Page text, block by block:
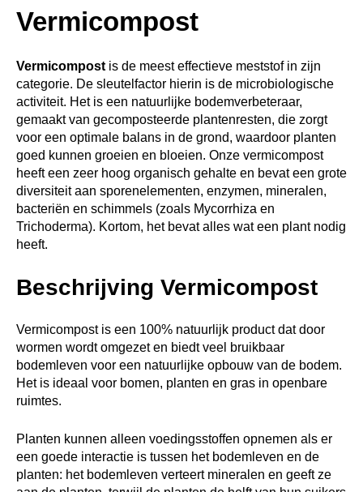
Vermicompost
Vermicompost is de meest effectieve meststof in zijn
categorie. De sleutelfactor hierin is de microbiologische
activiteit. Het is een natuurlijke bodemverbeteraar,
gemaakt van gecomposteerde plantenresten, die zorgt
voor een optimale balans in de grond, waardoor planten
goed kunnen groeien en bloeien. Onze vermicompost
heeft een zeer hoog organisch gehalte en bevat een grote
diversiteit aan sporenelementen, enzymen, mineralen,
bacteriën en schimmels (zoals Mycorrhiza en
Trichoderma). Kortom, het bevat alles wat een plant nodig
heeft.
Beschrijving Vermicompost
Vermicompost is een 100% natuurlijk product dat door
wormen wordt omgezet en biedt veel bruikbaar
bodemleven voor een natuurlijke opbouw van de bodem.
Het is ideaal voor bomen, planten en gras in openbare
ruimtes.
Planten kunnen alleen voedingsstoffen opnemen als er
een goede interactie is tussen het bodemleven en de
planten: het bodemleven verteert mineralen en geeft ze